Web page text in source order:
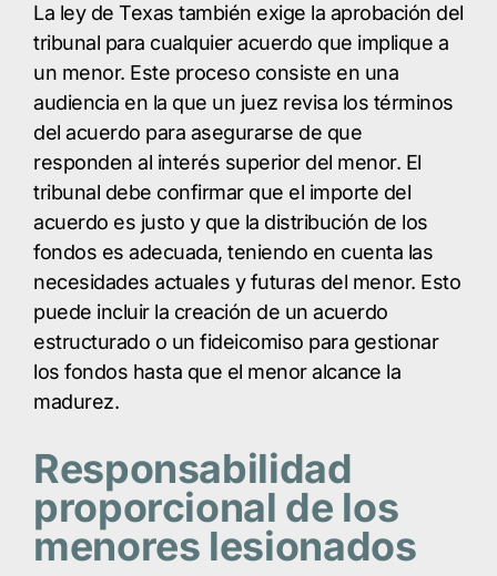
La ley de Texas también exige la aprobación del
tribunal para cualquier acuerdo que implique a
un menor. Este proceso consiste en una
audiencia en la que un juez revisa los términos
del acuerdo para asegurarse de que
responden al interés superior del menor. El
tribunal debe confirmar que el importe del
acuerdo es justo y que la distribución de los
fondos es adecuada, teniendo en cuenta las
necesidades actuales y futuras del menor. Esto
puede incluir la creación de un acuerdo
estructurado o un fideicomiso para gestionar
los fondos hasta que el menor alcance la
madurez.
Responsabilidad
proporcional de los
menores lesionados